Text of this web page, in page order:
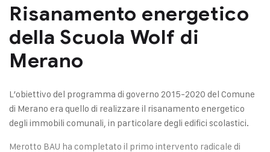
Risanamento energetico
della Scuola Wolf di
Merano
L’obiettivo del programma di governo 2015-2020 del Comune
di Merano era quello di realizzare il risanamento energetico
degli immobili comunali, in particolare degli edifici scolastici.
Merotto BAU ha completato il primo intervento radicale di